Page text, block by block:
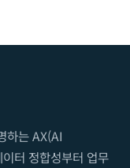
하는 AX(AI
터 정합성부터 업무